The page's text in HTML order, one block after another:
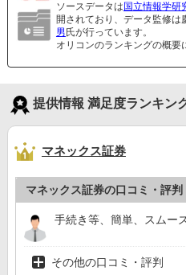
ソースデータは 国立情報学研
開されており、データ監修は
男 氏が行っています。
オリコンのランキングの概要
提供情報 満足度ランキン
マネックス証券
マネックス証券の口コミ・評判
手続き等、簡単、スムー
その他の口コミ・評判